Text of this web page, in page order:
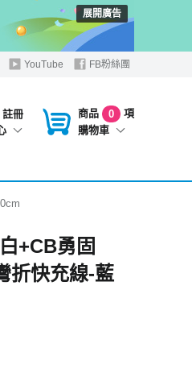
展開廣告
YouTube FB粉絲團
註冊
商品 0
項
購物車
+CB勇固
折快充線-藍